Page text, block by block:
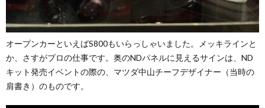
オープンカーといえばS800もいらっしゃいました。メッキラインと
か、さすがプロの仕事です。奥のNDパネルに見えるサインは、ND
キット発売イベントの際の、マツダ中山チーフデザイナー（当時の
肩書き）のものです。